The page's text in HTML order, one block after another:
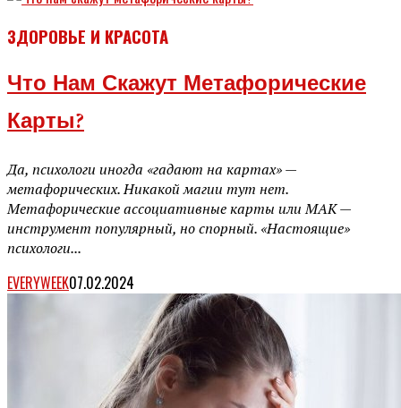
ЗДОРОВЬЕ И КРАСОТА
Что Нам Скажут Метафорические
Карты?
Да, психологи иногда «гадают на картах» —
метафорических. Никакой магии тут нет.
Метафорические ассоциативные карты или МАК —
инструмент популярный, но спорный. «Настоящие»
психологи...
EVERYWEEK07.02.2024